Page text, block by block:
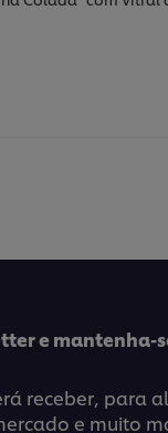
e mantenha-
receber, para
e muito